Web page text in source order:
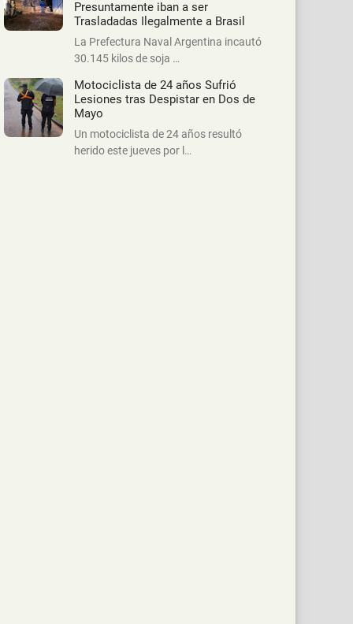
Presuntamente iban a ser
Trasladadas Ilegalmente a Brasil
La Prefectura Naval Argentina incautó
30.145 kilos de soja …
Motociclista de 24 años Sufrió
Lesiones tras Despistar en Dos de
Mayo
Un motociclista de 24 años resultó
herido este jueves por l…